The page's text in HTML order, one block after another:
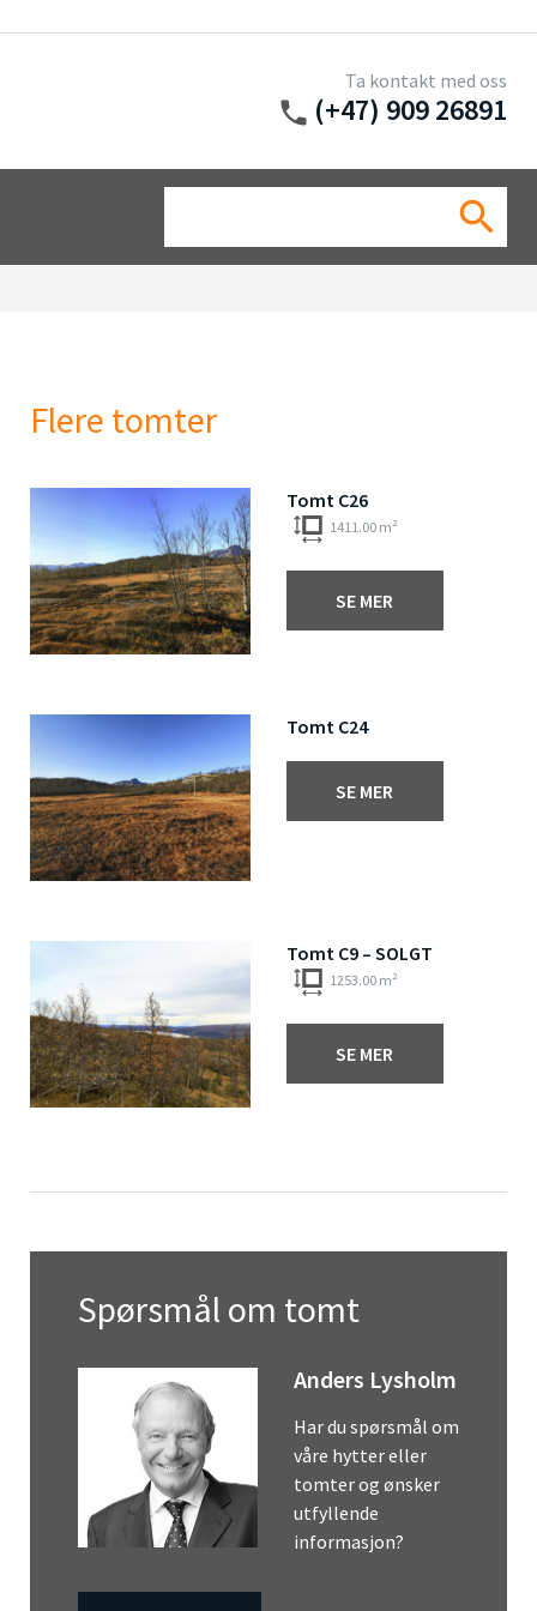
Ta kontakt med oss
phone (+47) 909 26891
search
Flere tomter
Tomt C26
1411.00 m²
SE MER
Tomt C24
SE MER
Tomt C9 – SOLGT
1253.00 m²
SE MER
Spørsmål om tomt
Anders Lysholm
Har du spørsmål om
våre hytter eller
tomter og ønsker
utfyllende
informasjon?